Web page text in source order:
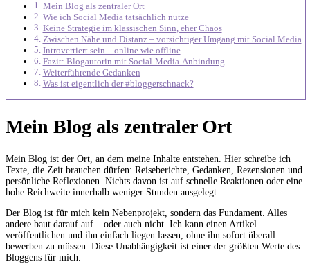
Mein Blog als zentraler Ort
Wie ich Social Media tatsächlich nutze
Keine Strategie im klassischen Sinn, eher Chaos
Zwischen Nähe und Distanz – vorsichtiger Umgang mit Social Media
Introvertiert sein – online wie offline
Fazit: Blogautorin mit Social-Media-Anbindung
Weiterführende Gedanken
Was ist eigentlich der #bloggerschnack?
Mein Blog als zentraler Ort
Mein Blog ist der Ort, an dem meine Inhalte entstehen. Hier schreibe ich
Texte, die Zeit brauchen dürfen: Reiseberichte, Gedanken, Rezensionen und
persönliche Reflexionen. Nichts davon ist auf schnelle Reaktionen oder eine
hohe Reichweite innerhalb weniger Stunden ausgelegt.
Der Blog ist für mich kein Nebenprojekt, sondern das Fundament. Alles
andere baut darauf auf – oder auch nicht. Ich kann einen Artikel
veröffentlichen und ihn einfach liegen lassen, ohne ihn sofort überall
bewerben zu müssen. Diese Unabhängigkeit ist einer der größten Werte des
Bloggens für mich.